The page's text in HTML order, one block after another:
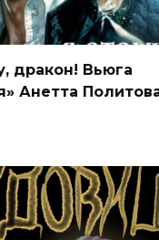
дракон! Вьюга
Анетта